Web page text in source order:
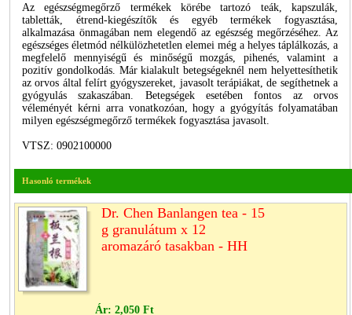
Az egészségmegőrző termékek körébe tartozó teák, kapszulák,
tabletták, étrend-kiegészítők és egyéb termékek fogyasztása,
alkalmazása önmagában nem elegendő az egészség megőrzéséhez. Az
egészséges életmód nélkülözhetetlen elemei még a helyes táplálkozás, a
megfelelő mennyiségű és minőségű mozgás, pihenés, valamint a
pozitív gondolkodás. Már kialakult betegségeknél nem helyettesíthetik
az orvos által felírt gyógyszereket, javasolt terápiákat, de segíthetnek a
gyógyulás szakaszában. Betegségek esetében fontos az orvos
véleményét kérni arra vonatkozóan, hogy a gyógyítás folyamatában
milyen egészségmegőrző termékek fogyasztása javasolt.
VTSZ: 0902100000
Hasonló termékek
Dr. Chen Banlangen tea - 15
g granulátum x 12
aromazáró tasakban - HH
Ár: 2,050 Ft